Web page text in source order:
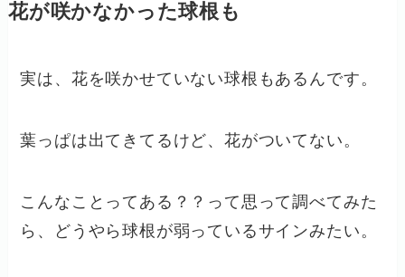
花が咲かなかった球根も
実は、花を咲かせていない球根もあるんです。
葉っぱは出てきてるけど、花がついてない。
こんなことってある？？って思って調べてみた
ら、どうやら球根が弱っているサインみたい。